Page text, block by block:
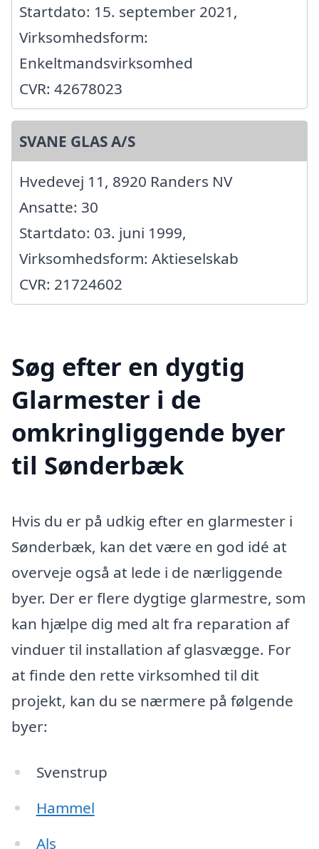
Startdato: 15. september 2021,
Virksomhedsform:
Enkeltmandsvirksomhed
CVR: 42678023
SVANE GLAS A/S
Hvedevej 11, 8920 Randers NV
Ansatte: 30
Startdato: 03. juni 1999,
Virksomhedsform: Aktieselskab
CVR: 21724602
Søg efter en dygtig
Glarmester i de
omkringliggende byer
til Sønderbæk
Hvis du er på udkig efter en glarmester i
Sønderbæk, kan det være en god idé at
overveje også at lede i de nærliggende
byer. Der er flere dygtige glarmestre, som
kan hjælpe dig med alt fra reparation af
vinduer til installation af glasvægge. For
at finde den rette virksomhed til dit
projekt, kan du se nærmere på følgende
byer:
Svenstrup
Hammel
Als